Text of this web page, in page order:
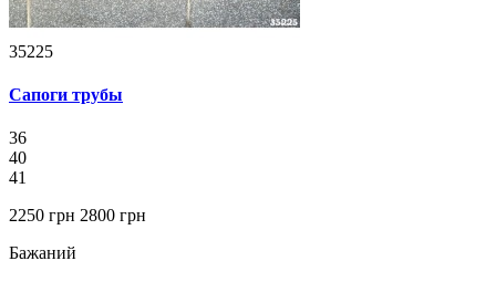
35225
Сапоги трубы
36
40
41
2250 грн 2800 грн
Бажаний